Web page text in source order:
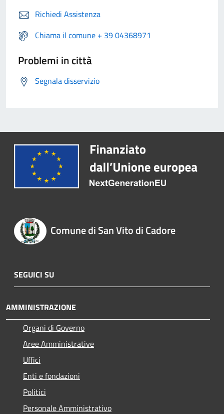
Richiedi Assistenza
Chiama il comune + 39 04368971
Problemi in città
Segnala disservizio
Comune di San Vito di Cadore
SEGUICI SU
AMMINISTRAZIONE
Organi di Governo
Aree Amministrative
Uffici
Enti e fondazioni
Politici
Personale Amministrativo